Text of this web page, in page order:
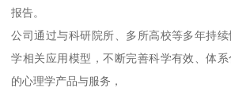
报告。
公司通过与科研院所、多所高校等多年持
学相关应用模型，不断完善科学有效、体
的心理学产品与服务，